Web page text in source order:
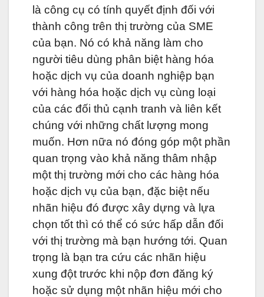
là công cụ có tính quyết định đối với
thành công trên thị trường của SME
của bạn. Nó có khả năng làm cho
người tiêu dùng phân biệt hàng hóa
hoặc dịch vụ của doanh nghiệp bạn
với hàng hóa hoặc dịch vụ cùng loại
của các đối thủ cạnh tranh và liên kết
chúng với những chất lượng mong
muốn. Hơn nữa nó đóng góp một phần
quan trọng vào khả năng thâm nhập
một thị trường mới cho các hàng hóa
hoặc dịch vụ của bạn, đặc biệt nếu
nhãn hiệu đó được xây dựng và lựa
chọn tốt thì có thể có sức hấp dẫn đối
với thị trường mà bạn hướng tới. Quan
trọng là bạn tra cứu các nhãn hiệu
xung đột trước khi nộp đơn đăng ký
hoặc sử dụng một nhãn hiệu mới cho